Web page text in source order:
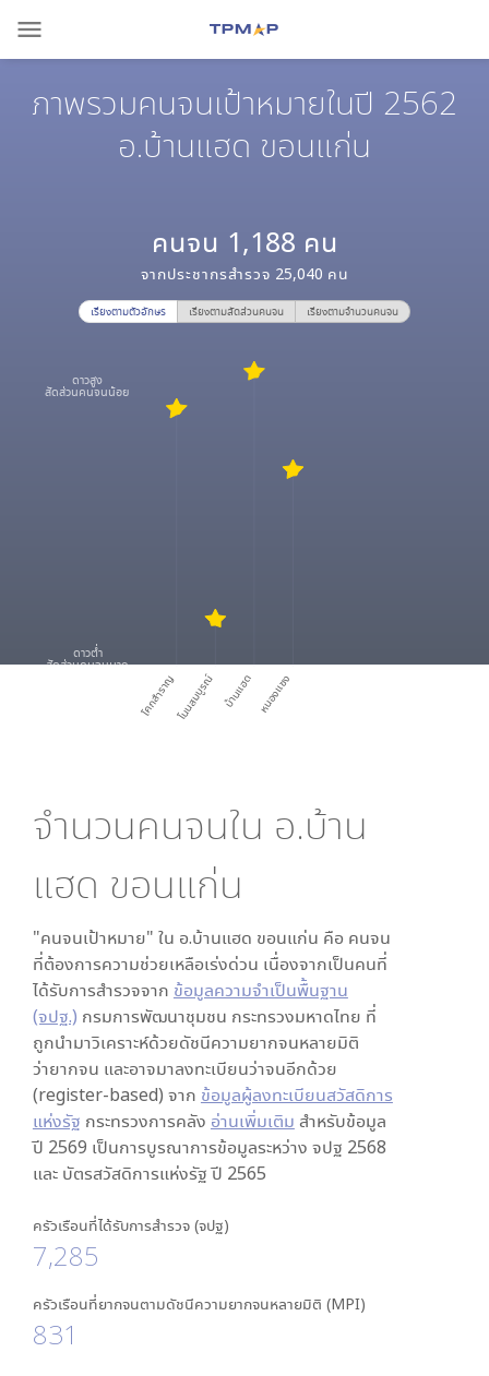
menu
ภาพรวมคนจนเป้าหมายในปี 2562
อ.บ้านแฮด ขอนแก่น
คนจน 1,188 คน
จากประชากรสำรวจ 25,040 คน
เรียงตามตัวอักษร เรียงตามสัดส่วนคนจน เรียงตามจำนวนคนจน
โคกสำราญโนนสมบูรณ์ บ้านแฮด หนองแซง
ดาวสูง
สัดส่วนคนจนน้อย
ดาวต่ำ
สัดส่วนคนจนมาก
จำนวนคนจนใน อ.บ้าน
แฮด ขอนแก่น
"คนจนเป้าหมาย" ใน อ.บ้านแฮด ขอนแก่น คือ คนจน
ที่ต้องการความช่วยเหลือเร่งด่วน เนื่องจากเป็นคนที่
ได้รับการสำรวจจาก ข้อมูลความจำเป็นพื้นฐาน
(จปฐ.) กรมการพัฒนาชุมชน กระทรวงมหาดไทย ที่
ถูกนำมาวิเคราะห์ด้วยดัชนีความยากจนหลายมิติ
ว่ายากจน และอาจมาลงทะเบียนว่าจนอีกด้วย
(register-based) จาก ข้อมูลผู้ลงทะเบียนสวัสดิการ
แห่งรัฐ กระทรวงการคลัง อ่านเพิ่มเติม สำหรับข้อมูล
ปี 2569 เป็นการบูรณาการข้อมูลระหว่าง จปฐ 2568
และ บัตรสวัสดิการแห่งรัฐ ปี 2565
ครัวเรือนที่ได้รับการสำรวจ (จปฐ)
7,285
ครัวเรือนที่ยากจนตามดัชนีความยากจนหลายมิติ (MPI)
831